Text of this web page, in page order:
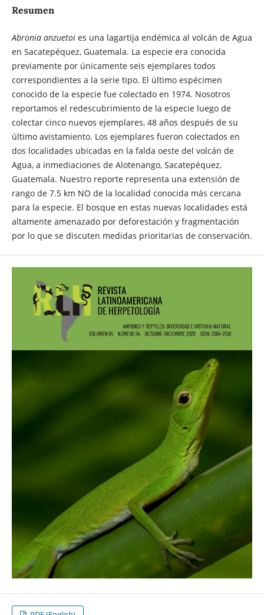
Resumen
Abronia anzuetoies una lagartija endémica al volcán de Agua
en Sacatepéquez, Guatemala. La especie era conocida
previamente por únicamente seis ejemplares todos
correspondientes a la serie tipo. El último espécimen
conocido de la especie fue colectado en 1974. Nosotros
reportamos el redescubrimiento de la especie luego de
colectar cinco nuevos ejemplares, 48 años después de su
último avistamiento. Los ejemplares fueron colectados en
dos localidades ubicadas en la falda oeste del volcán de
Agua, a inmediaciones de Alotenango, Sacatepéquez,
Guatemala. Nuestro reporte representa una extensión de
rango de 7.5 km NO de la localidad conocida más cercana
para la especie. El bosque en estas nuevas localidades está
altamente amenazado por deforestación y fragmentación
por lo que se discuten medidas prioritarias de conservación.